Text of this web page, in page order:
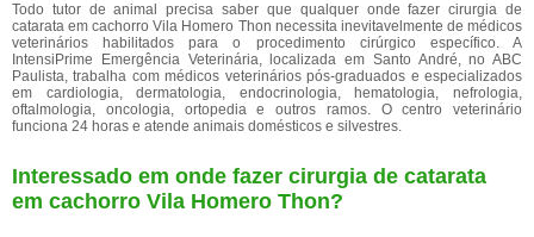
Todo tutor de animal precisa saber que qualquer onde fazer cirurgia de
catarata em cachorro Vila Homero Thon necessita inevitavelmente de médicos
veterinários habilitados para o procedimento cirúrgico específico. A
IntensiPrime Emergência Veterinária, localizada em Santo André, no ABC
Paulista, trabalha com médicos veterinários pós-graduados e especializados
em cardiologia, dermatologia, endocrinologia, hematologia, nefrologia,
oftalmologia, oncologia, ortopedia e outros ramos. O centro veterinário
funciona 24 horas e atende animais domésticos e silvestres.
Interessado em onde fazer cirurgia de catarata
em cachorro Vila Homero Thon?